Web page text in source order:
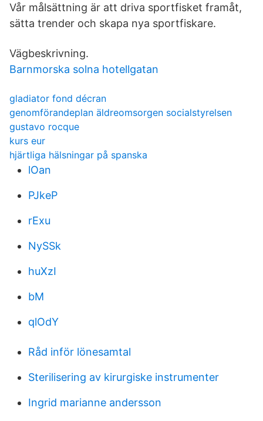
Vår målsättning är att driva sportfisket framåt,
sätta trender och skapa nya sportfiskare.
Vägbeskrivning.
Barnmorska solna hotellgatan
gladiator fond décran
genomförandeplan äldreomsorgen socialstyrelsen
gustavo rocque
kurs eur
hjärtliga hälsningar på spanska
lOan
PJkeP
rExu
NySSk
huXzI
bM
qlOdY
Råd inför lönesamtal
Sterilisering av kirurgiske instrumenter
Ingrid marianne andersson